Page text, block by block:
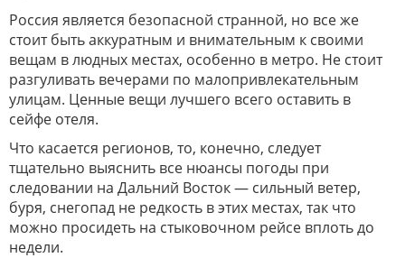
Россия является безопасной странной, но все же
стоит быть аккуратным и внимательным к своими
вещам в людных местах, особенно в метро. Не стоит
разгуливать вечерами по малопривлекательным
улицам. Ценные вещи лучшего всего оставить в
сейфе отеля.
Что касается регионов, то, конечно, следует
тщательно выяснить все нюансы погоды при
следовании на Дальний Восток — сильный ветер,
буря, снегопад не редкость в этих местах, так что
можно просидеть на стыковочном рейсе вплоть до
недели.